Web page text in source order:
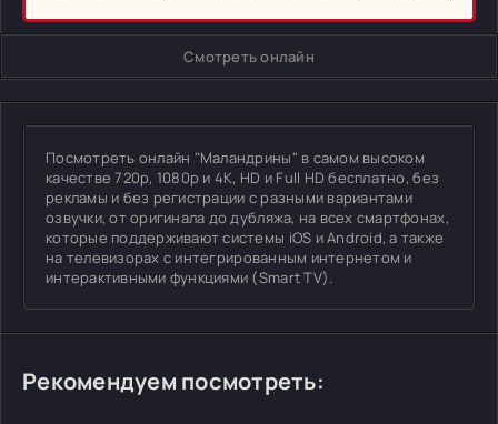
Смотреть онлайн
Посмотреть онлайн "Маландрины" в самом высоком
качестве 720p, 1080p и 4K, HD и Full HD бесплатно, без
рекламы и без регистрации с разными вариантами
озвучки, от оригинала до дубляжа, на всех смартфонах,
которые поддерживают системы iOS и Android, а также
на телевизорах с интегрированным интернетом и
интерактивными функциями (Smart TV).
Рекомендуем посмотреть: